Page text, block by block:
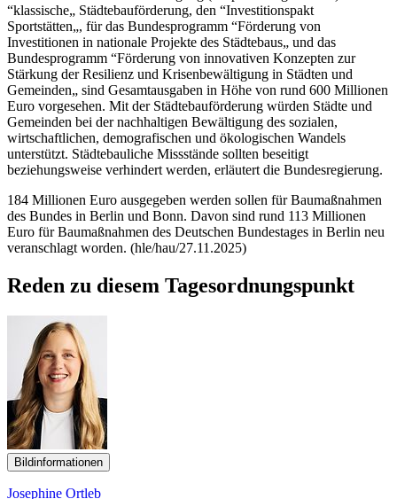
“klassische„ Städtebauförderung, den “Investitionspakt
Sportstätten„, für das Bundesprogramm “Förderung von
Investitionen in nationale Projekte des Städtebaus„ und das
Bundesprogramm “Förderung von innovativen Konzepten zur
Stärkung der Resilienz und Krisenbewältigung in Städten und
Gemeinden„ sind Gesamtausgaben in Höhe von rund 600 Millionen
Euro vorgesehen. Mit der Städtebauförderung würden Städte und
Gemeinden bei der nachhaltigen Bewältigung des sozialen,
wirtschaftlichen, demografischen und ökologischen Wandels
unterstützt. Städtebauliche Missstände sollten beseitigt
beziehungsweise verhindert werden, erläutert die Bundesregierung.
184 Millionen Euro ausgegeben werden sollen für Baumaßnahmen
des Bundes in Berlin und Bonn. Davon sind rund 113 Millionen
Euro für Baumaßnahmen des Deutschen Bundestages in Berlin neu
veranschlagt worden. (hle/hau/27.11.2025)
Reden zu diesem Tagesordnungspunkt
Bildinformationen
Josephine Ortleb